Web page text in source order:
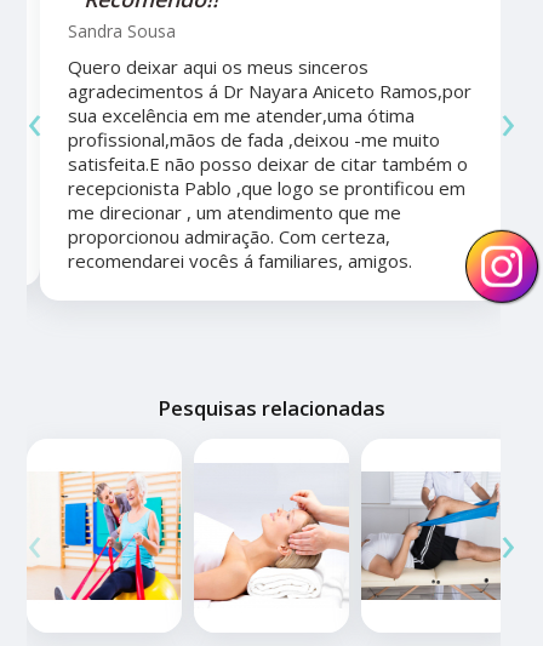
Sandra Sousa
Quero deixar aqui os meus sinceros
agradecimentos á Dr Nayara Aniceto Ramos,por
sua excelência em me atender,uma ótima
profissional,mãos de fada ,deixou -me muito
satisfeita.E não posso deixar de citar também o
recepcionista Pablo ,que logo se prontificou em
me direcionar , um atendimento que me
proporcionou admiração. Com certeza,
recomendarei vocês á familiares, amigos.
‹ ›
Pesquisas relacionadas
‹ ›